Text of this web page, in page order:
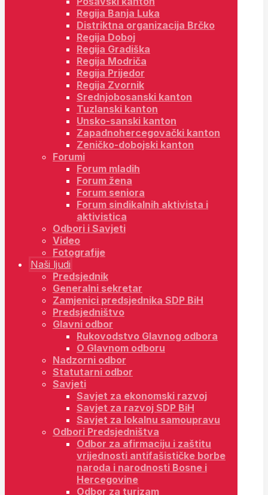
Regija Banja Luka
Distriktna organizacija Brčko
Regija Doboj
Regija Gradiška
Regija Modriča
Regija Prijedor
Regija Zvornik
Srednjobosanski kanton
Tuzlanski kanton
Unsko-sanski kanton
Zapadnohercegovački kanton
Zeničko-dobojski kanton
Forumi
Forum mladih
Forum žena
Forum seniora
Forum sindikalnih aktivista i
aktivistica
Odbori i Savjeti
Video
Fotografije
Naši ljudi
Predsjednik
Generalni sekretar
Zamjenici predsjednika SDP BiH
Predsjedništvo
Glavni odbor
Rukovodstvo Glavnog odbora
O Glavnom odboru
Nadzorni odbor
Statutarni odbor
Savjeti
Savjet za ekonomski razvoj
Savjet za razvoj SDP BiH
Savjet za lokalnu samoupravu
Odbori Predsjedništva
Odbor za afirmaciju i zaštitu
vrijednosti antifašističke borbe
naroda i narodnosti Bosne i
Hercegovine
Odbor za turizam